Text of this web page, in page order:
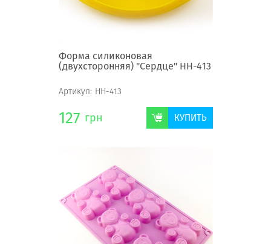
Форма силиконовая
(двухсторонняя) "Сердце" НН-413
Артикул: НН-413
127 грн КУПИТЬ